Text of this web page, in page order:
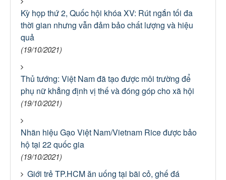
Kỳ họp thứ 2, Quốc hội khóa XV: Rút ngắn tối đa
thời gian nhưng vẫn đảm bảo chất lượng và hiệu
quả
(19/10/2021)
Thủ tướng: Việt Nam đã tạo được môi trường để
phụ nữ khẳng định vị thế và đóng góp cho xã hội
(19/10/2021)
Nhãn hiệu Gạo Việt Nam/Vietnam Rice được bảo
hộ tại 22 quốc gia
(19/10/2021)
Giới trẻ TP.HCM ăn uống tại bãi cỏ, ghế đá